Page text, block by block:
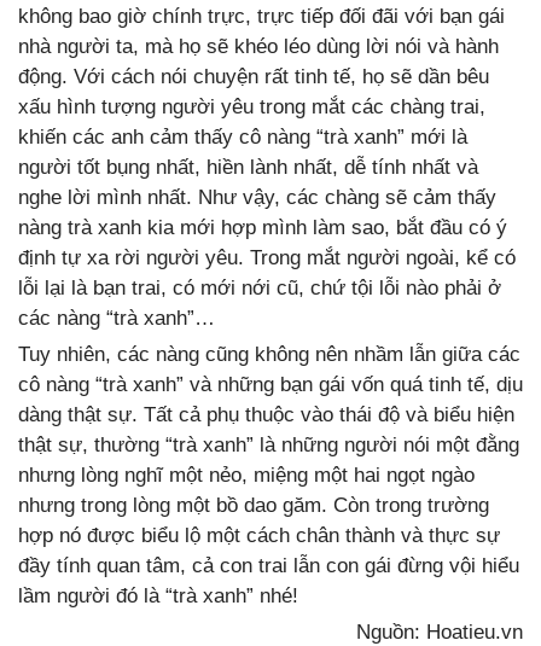
không bao giờ chính trực, trực tiếp đối đãi với bạn gái
nhà người ta, mà họ sẽ khéo léo dùng lời nói và hành
động. Với cách nói chuyện rất tinh tế, họ sẽ dần bêu
xấu hình tượng người yêu trong mắt các chàng trai,
khiến các anh cảm thấy cô nàng “trà xanh” mới là
người tốt bụng nhất, hiền lành nhất, dễ tính nhất và
nghe lời mình nhất. Như vậy, các chàng sẽ cảm thấy
nàng trà xanh kia mới hợp mình làm sao, bắt đầu có ý
định tự xa rời người yêu. Trong mắt người ngoài, kể có
lỗi lại là bạn trai, có mới nới cũ, chứ tội lỗi nào phải ở
các nàng “trà xanh”…
Tuy nhiên, các nàng cũng không nên nhầm lẫn giữa các
cô nàng “trà xanh” và những bạn gái vốn quá tinh tế, dịu
dàng thật sự. Tất cả phụ thuộc vào thái độ và biểu hiện
thật sự, thường “trà xanh” là những người nói một đằng
nhưng lòng nghĩ một nẻo, miệng một hai ngọt ngào
nhưng trong lòng một bồ dao găm. Còn trong trường
hợp nó được biểu lộ một cách chân thành và thực sự
đầy tính quan tâm, cả con trai lẫn con gái đừng vội hiểu
lầm người đó là “trà xanh” nhé!
Nguồn: Hoatieu.vn